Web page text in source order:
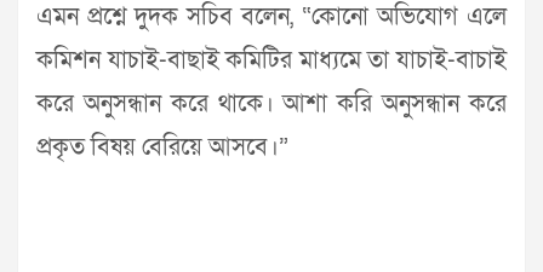
এমন প্রশ্নে দুদক সচিব বলেন, “কোনো অভিযোগ এলে
কমিশন যাচাই-বাছাই কমিটির মাধ্যমে তা যাচাই-বাচাই
করে অনুসন্ধান করে থাকে। আশা করি অনুসন্ধান করে
প্রকৃত বিষয় বেরিয়ে আসবে।”